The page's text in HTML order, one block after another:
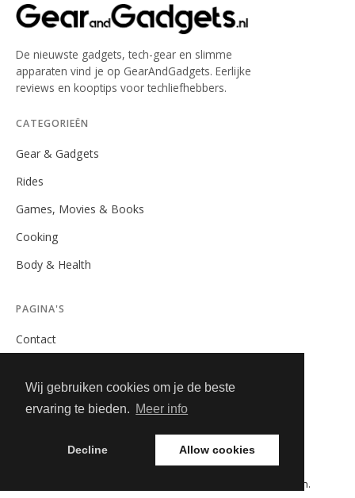
Wij gebruiken cookies om je de beste
ervaring te bieden. Meer info
Decline Allow cookies
De nieuwste gadgets, tech-gear en slimme
apparaten vind je op GearAndGadgets. Eerlijke
reviews en kooptips voor techliefhebbers.
CATEGORIEËN
Gear & Gadgets
Rides
Games, Movies & Books
Cooking
Body & Health
PAGINA'S
Contact
Algemene Voorwaarden
© 2026 GearAndGadgets.nl. Alle rechten voorbehouden.